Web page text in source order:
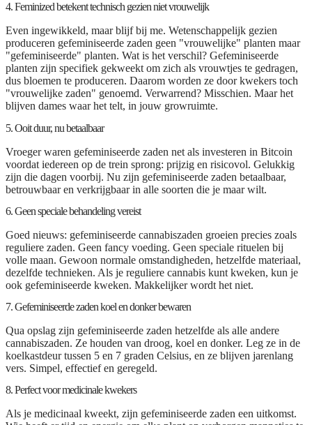
4. Feminized betekent technisch gezien niet vrouwelijk
Even ingewikkeld, maar blijf bij me. Wetenschappelijk gezien
produceren gefeminiseerde zaden geen "vrouwelijke" planten maar
"gefeminiseerde" planten. Wat is het verschil? Gefeminiseerde
planten zijn specifiek gekweekt om zich als vrouwtjes te gedragen,
dus bloemen te produceren. Daarom worden ze door kwekers toch
"vrouwelijke zaden" genoemd. Verwarrend? Misschien. Maar het
blijven dames waar het telt, in jouw growruimte.
5. Ooit duur, nu betaalbaar
Vroeger waren gefeminiseerde zaden net als investeren in Bitcoin
voordat iedereen op de trein sprong: prijzig en risicovol. Gelukkig
zijn die dagen voorbij. Nu zijn gefeminiseerde zaden betaalbaar,
betrouwbaar en verkrijgbaar in alle soorten die je maar wilt.
6. Geen speciale behandeling vereist
Goed nieuws: gefeminiseerde cannabiszaden groeien precies zoals
reguliere zaden. Geen fancy voeding. Geen speciale rituelen bij
volle maan. Gewoon normale omstandigheden, hetzelfde materiaal,
dezelfde technieken. Als je reguliere cannabis kunt kweken, kun je
ook gefeminiseerde kweken. Makkelijker wordt het niet.
7. Gefeminiseerde zaden koel en donker bewaren
Qua opslag zijn gefeminiseerde zaden hetzelfde als alle andere
cannabiszaden. Ze houden van droog, koel en donker. Leg ze in de
koelkastdeur tussen 5 en 7 graden Celsius, en ze blijven jarenlang
vers. Simpel, effectief en geregeld.
8. Perfect voor medicinale kwekers
Als je medicinaal kweekt, zijn gefeminiseerde zaden een uitkomst.